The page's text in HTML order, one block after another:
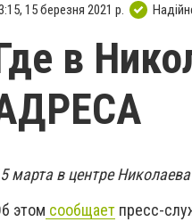
15 березня 2021 р.
в
марта в центре
этом сообщает пресс-